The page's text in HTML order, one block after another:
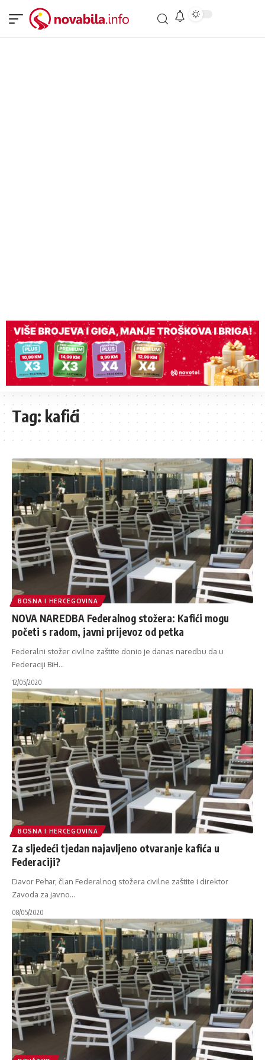
Tag: kafići
BOSNA I HERCEGOVINA
NOVA NAREDBA Federalnog stožera: Kafići mogu
početi s radom, javni prijevoz od petka
Federalni stožer civilne zaštite donio je danas naredbu da u
Federaciji BiH…
12/05/2020
BOSNA I HERCEGOVINA
Za sljedeći tjedan najavljeno otvaranje kafića u
Federaciji?
Davor Pehar, član Federalnog stožera civilne zaštite i direktor
Zavoda za javno…
08/05/2020